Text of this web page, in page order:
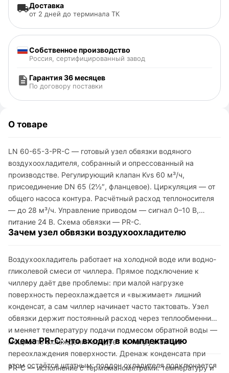
Доставка
от 2 дней до терминала ТК
Собственное производство
Россия, сертифицированный завод
Гарантия 36 месяцев
По договору поставки
О товаре
LN 60-65-3-PR-C — готовый узел обвязки водяного
воздухоохладителя, собранный и опрессованный на
производстве. Регулирующий клапан Kvs 60 м³/ч,
присоединение DN 65 (2½″, фланцевое). Циркуляция — от
общего насоса контура. Расчётный расход теплоносителя
— до 28 м³/ч. Управление приводом — сигнал 0–10 В,
питание 24 В. Схема обвязки — PR-C.
Зачем узел обвязки воздухоохладителю
Воздухоохладитель работает на холодной воде или водно-
гликолевой смеси от чиллера. Прямое подключение к
чиллеру даёт две проблемы: при малой нагрузке
поверхность переохлаждается и «выжимает» лишний
конденсат, а сам чиллер начинает часто тактовать. Узел
обвязки держит постоянный расход через теплообменник
и меняет температуру подачи подмесом обратной воды —
мощность охлаждения следует за нагрузкой без
переохлаждения поверхности. Дренаж конденсата при
этом остаётся штатным: поддон охладителя подключается
Схема PR-C: что входит в комплектацию
PR-C — исполнение с термоманометрами: температуру и